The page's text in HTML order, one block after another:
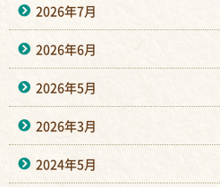
2026年7月
2026年6月
2026年5月
2026年3月
2024年5月